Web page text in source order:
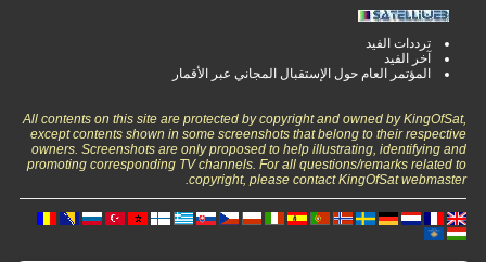
ترددات الفيد
آخر الفيد
المؤتمر العام حول الإستقبال المجاني عبر الأقمار
All contents on this site are protected by copyright and owned by KingOfSat,
except contents shown in some screenshots that belong to their respective
owners. Screenshots are only proposed to help illustrating, identifying and
promoting corresponding TV channels. For all questions/remarks related to
copyright, please contact KingOfSat webmaster.